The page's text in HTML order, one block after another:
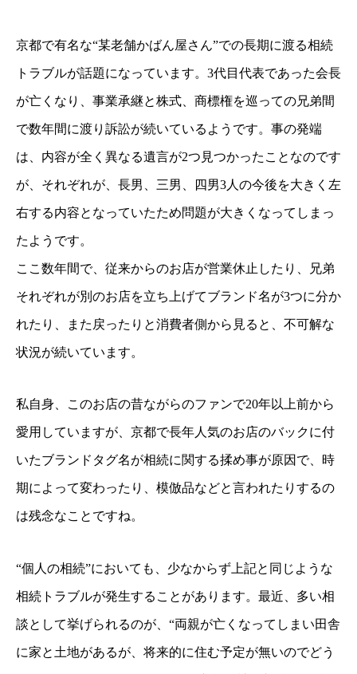
京都で有名な“某老舗かばん屋さん”での長期に渡る相続
トラブルが話題になっています。3代目代表であった会長
が亡くなり、事業承継と株式、商標権を巡っての兄弟間
で数年間に渡り訴訟が続いているようです。事の発端
は、内容が全く異なる遺言が2つ見つかったことなのです
が、それぞれが、長男、三男、四男3人の今後を大きく左
右する内容となっていたため問題が大きくなってしまっ
たようです。
ここ数年間で、従来からのお店が営業休止したり、兄弟
それぞれが別のお店を立ち上げてブランド名が3つに分か
れたり、また戻ったりと消費者側から見ると、不可解な
状況が続いています。
私自身、このお店の昔ながらのファンで20年以上前から
愛用していますが、京都で長年人気のお店のバックに付
いたブランドタグ名が相続に関する揉め事が原因で、時
期によって変わったり、模倣品などと言われたりするの
は残念なことですね。
“個人の相続”においても、少なからず上記と同じような
相続トラブルが発生することがあります。最近、多い相
談として挙げられるのが、“両親が亡くなってしまい田舎
に家と土地があるが、将来的に住む予定が無いのでどう